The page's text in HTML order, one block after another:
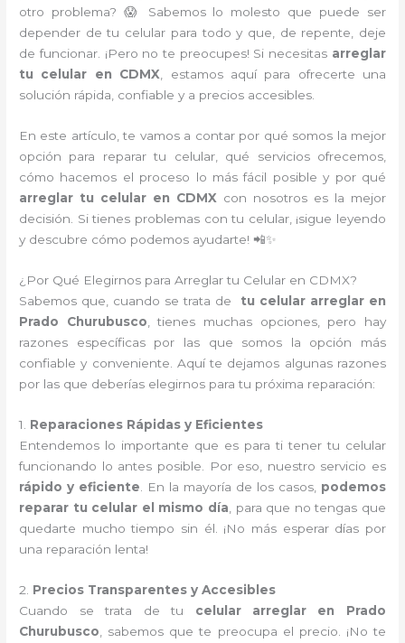
otro problema? 😱 Sabemos lo molesto que puede ser
depender de tu celular para todo y que, de repente, deje
de funcionar. ¡Pero no te preocupes! Si necesitas arreglar
tu celular en CDMX, estamos aquí para ofrecerte una
solución rápida, confiable y a precios accesibles.
En este artículo, te vamos a contar por qué somos la mejor
opción para reparar tu celular, qué servicios ofrecemos,
cómo hacemos el proceso lo más fácil posible y por qué
arreglar tu celular en CDMX con nosotros es la mejor
decisión. Si tienes problemas con tu celular, ¡sigue leyendo
y descubre cómo podemos ayudarte! 📲✨
¿Por Qué Elegirnos para Arreglar tu Celular en CDMX?
Sabemos que, cuando se trata de
tu celular arreglar en
Prado Churubusco , tienes muchas opciones, pero hay
razones específicas por las que somos la opción más
confiable y conveniente. Aquí te dejamos algunas razones
por las que deberías elegirnos para tu próxima reparación:
1. Reparaciones Rápidas y Eficientes
Entendemos lo importante que es para ti tener tu celular
funcionando lo antes posible. Por eso, nuestro servicio es
rápido y eficiente . En la mayoría de los casos, podemos
reparar tu celular el mismo día , para que no tengas que
quedarte mucho tiempo sin él. ¡No más esperar días por
una reparación lenta!
2. Precios Transparentes y Accesibles
Cuando se trata de tu celular arreglar en Prado
Churubusco , sabemos que te preocupa el precio. ¡No te